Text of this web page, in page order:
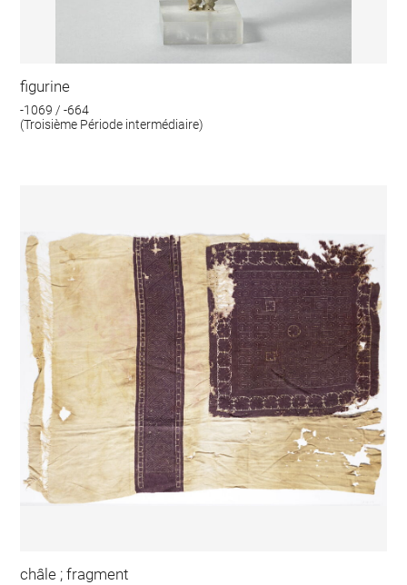
figurine
-1069 / -664
(Troisième Période intermédiaire)
châle ; fragment